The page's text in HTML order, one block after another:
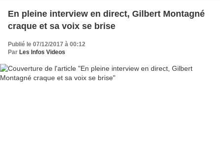
En pleine interview en direct, Gilbert Montagné
craque et sa voix se brise
Publié le 07/12/2017 à 00:12
Par Les Infos Videos